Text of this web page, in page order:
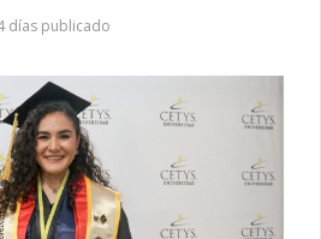
días publicado